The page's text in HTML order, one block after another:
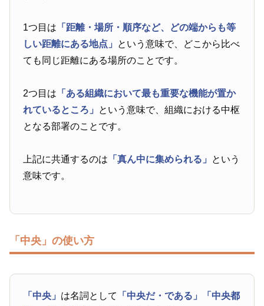
1つ目は 「距離・場所・順序など、どの端からも等
しい距離にある地点」 という意味で、どこから比べ
ても同じ距離にある場所のことです。
2つ目は 「ある組織において最も重要な機能が置か
れているところ」 という意味で、組織における中枢
となる部署のことです。
上記に共通するのは 「真ん中に集められる」 という
意味です。
「中央」の使い方
「中央」 は名詞として 「中央だ・である」
「中央都